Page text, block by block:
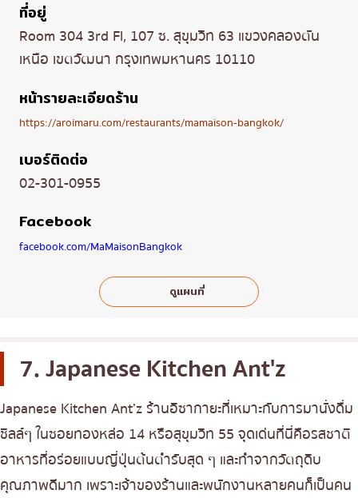
ที่อยู่
Room 304 3rd Fl, 107 ซ. สุขุมวิท 63 แขวงคลองตัน
เหนือ เขตวัฒนา กรุงเทพมหานคร 10110
หน้ารายละเอียดร้าน
https://aroimaru.com/restaurants/mamaison-bangkok/
เบอร์ติดต่อ
02-301-0955
Facebook
facebook.com/MaMaisonBangkok
ดูแผนที่
7. Japanese Kitchen Ant'z
Japanese Kitchen Ant’z ร้านอิซากายะที่เหมาะกับการมานั่งดื่ม
ชิลล์ๆ ในซอยทองหล่อ 14 หรือสุขุมวิท 55 จุดเด่นที่นี่คือรสชาติ
อาหารที่อร่อยแบบญี่ปุ่นต้นตำรับสุด ๆ และทำจากวัตถุดิบ
คุณภาพดีมาก เพราะเจ้าของร้านและพนักงานหลายคนก็เป็นคน